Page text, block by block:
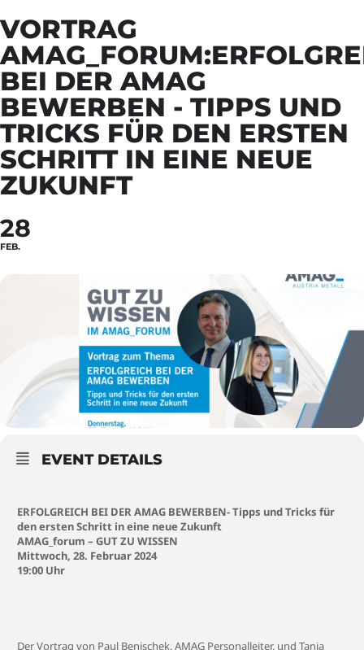
VORTRAG
BEI DER AMAG
BEWERBEN - TIPPS UND
TRICKS FÜR DEN ERSTEN
SCHRITT IN EINE NEUE
ZUKUNFT
28
FEB.
EVENT DETAILS
ERFOLGREICH BEI DER AMAG BEWERBEN- Tipps und Tricks für
den ersten Schritt in eine neue Zukunft
AMAG_forum – GUT ZU WISSEN
Mittwoch, 28. Februar 2024
19:00 Uhr
Der Vortrag von Paul Benischek, AMAG Personalleiter, und Tanja